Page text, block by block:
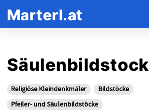
Marterl.at
Säulenbildstock
Religiöse Kleindenkmäler
Bildstöcke
Pfeiler- und Säulenbildstöcke